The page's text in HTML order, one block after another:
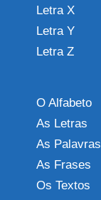
Letra X
Letra Y
Letra Z
O Alfabeto
As Letras
As Palavras
As Frases
Os Textos